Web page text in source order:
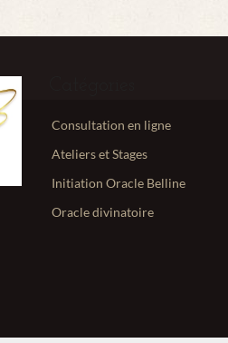
Consultation en ligne
Ateliers et Stages
Initiation Oracle Belline
Oracle divinatoire